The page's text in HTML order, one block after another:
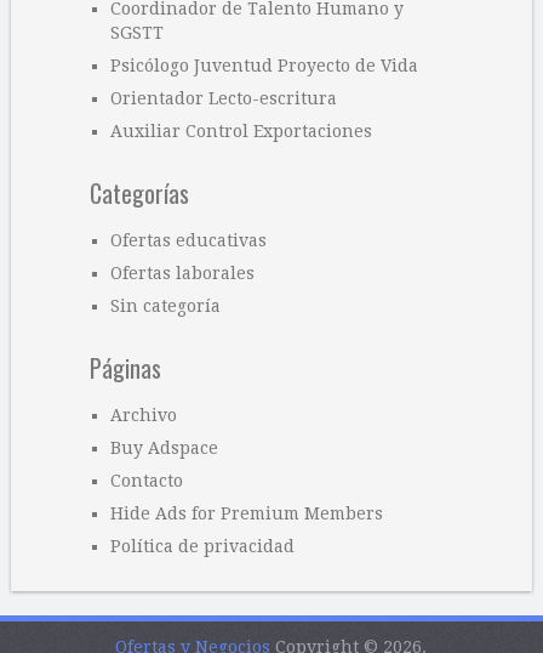
Coordinador de Talento Humano y
SGSTT
Psicólogo Juventud Proyecto de Vida
Orientador Lecto-escritura
Auxiliar Control Exportaciones
Categorías
Ofertas educativas
Ofertas laborales
Sin categoría
Páginas
Archivo
Buy Adspace
Contacto
Hide Ads for Premium Members
Política de privacidad
Ofertas y Negocios Copyright © 2026.